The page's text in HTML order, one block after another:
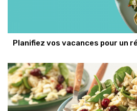
Planifiez vos vacances pour un